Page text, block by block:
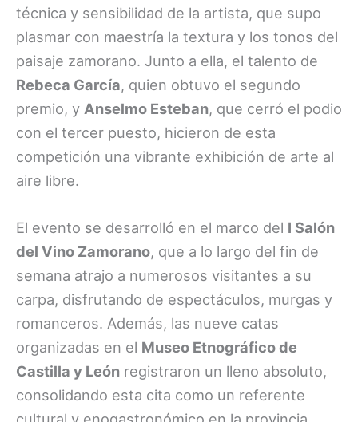
técnica y sensibilidad de la artista, que supo
plasmar con maestría la textura y los tonos del
paisaje zamorano. Junto a ella, el talento de
Rebeca García, quien obtuvo el segundo
premio, y Anselmo Esteban, que cerró el podio
con el tercer puesto, hicieron de esta
competición una vibrante exhibición de arte al
aire libre.
El evento se desarrolló en el marco del I Salón
del Vino Zamorano, que a lo largo del fin de
semana atrajo a numerosos visitantes a su
carpa, disfrutando de espectáculos, murgas y
romanceros. Además, las nueve catas
organizadas en el Museo Etnográfico de
Castilla y León registraron un lleno absoluto,
consolidando esta cita como un referente